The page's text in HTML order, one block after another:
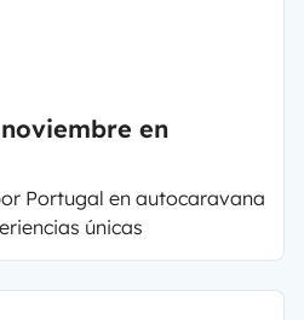
en
Portugal en autocaravana
únicas